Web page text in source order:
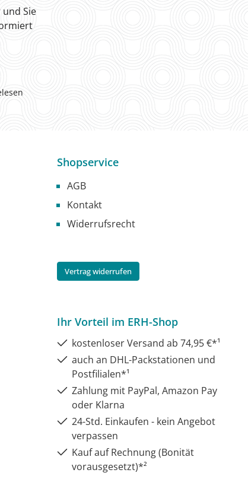
Sie
Shopservice
AGB
Kontakt
Widerrufsrecht
Vertrag widerrufen
Ihr Vorteil im ERH-Shop
kostenloser Versand ab 74,95 €*¹
auch an DHL-Packstationen und
Postfilialen*¹
Zahlung mit PayPal, Amazon Pay
oder Klarna
24-Std. Einkaufen - kein Angebot
verpassen
Kauf auf Rechnung (Bonität
vorausgesetzt)*²